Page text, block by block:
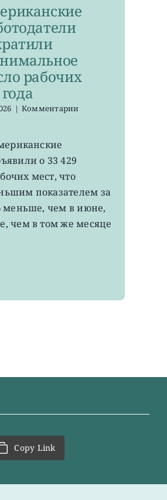
рабочих
| Комментариик
мест
за
года
о 33 429
мест, что
показателем за
меньше, чем в июне,
чем в том же месяце
Copy Link